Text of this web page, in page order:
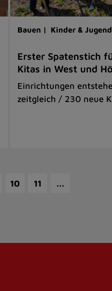
Bauen | Kinder &
Erster Spatenstich
Kitas in West und
Einrichtungen
zeitgleich / 230 neue
10 11 …